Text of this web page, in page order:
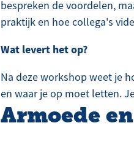
bespreken de voordelen,
praktijk en hoe collega's
Wat levert het op?
Na deze workshop weet je
en waar je op moet letten.
Armoede